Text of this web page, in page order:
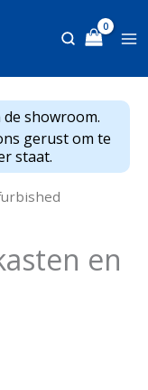
showroom.
gerust om te
staat.
en